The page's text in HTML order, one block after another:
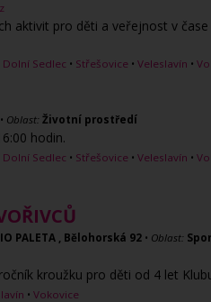
aktivit pro děti a veřejnost v
Dolní Sedlec • Střešovice • Veleslavín •
• Oblast: Životní prostředí
hodin.
Dolní Sedlec • Střešovice • Veleslavín •
PALETA , Bělohorská 92 • Oblast:
kroužku pro děti od 4 let
• Vokovice